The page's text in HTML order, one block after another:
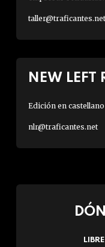
taller@traficantes.net
NEW LEFT
Edición en
nlr@traficantes.net